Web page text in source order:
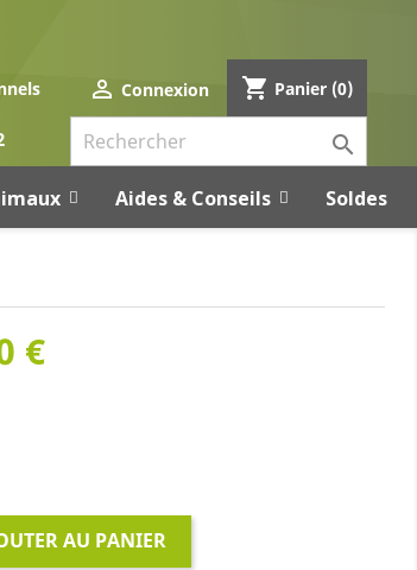
 Connexion shopping_cart Panier (0)

Aides & Conseils Soldes
€
AU PANIER